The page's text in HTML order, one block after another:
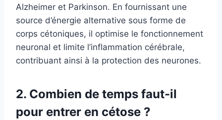
Alzheimer et Parkinson. En fournissant une
source d’énergie alternative sous forme de
corps cétoniques, il optimise le fonctionnement
neuronal et limite l’inflammation cérébrale,
contribuant ainsi à la protection des neurones.
2. Combien de temps faut-il
pour entrer en cétose ?